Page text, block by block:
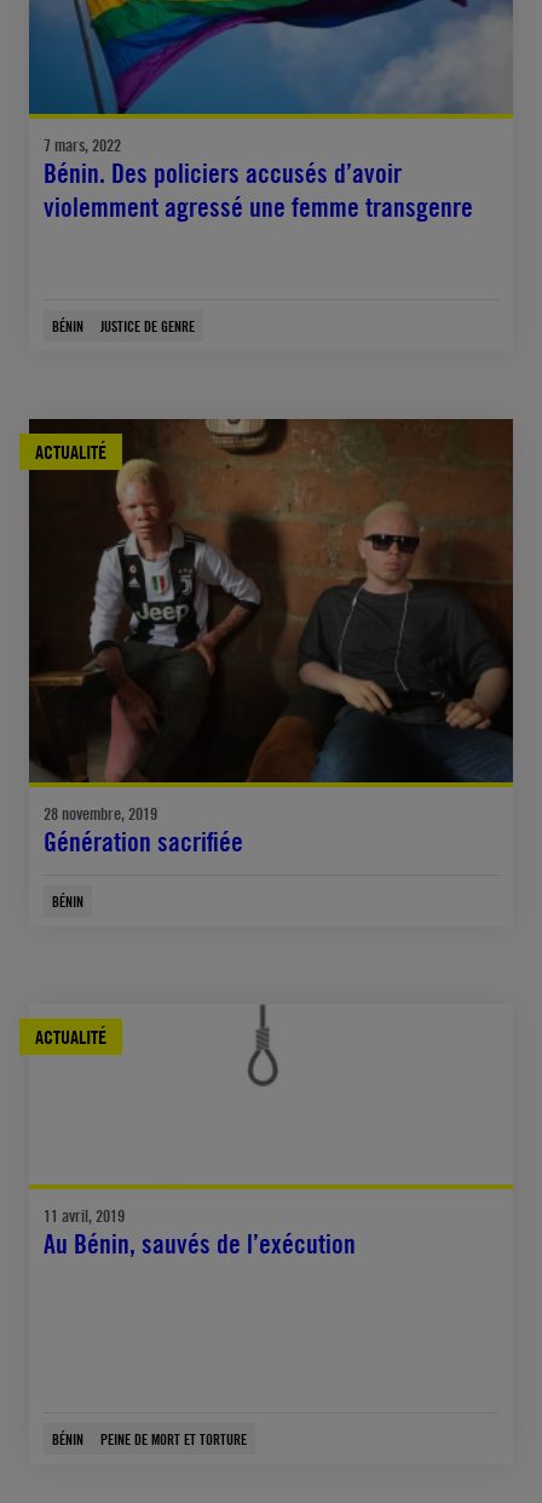
7 mars, 2022
Bénin. Des policiers accusés d’avoir
violemment agressé une femme transgenre
BÉNIN JUSTICE DE GENRE
ACTUALITÉ
28 novembre, 2019
Génération sacrifiée
BÉNIN
ACTUALITÉ
11 avril, 2019
Au Bénin, sauvés de l’exécution
BÉNIN PEINE DE MORT ET TORTURE